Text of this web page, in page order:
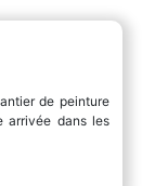
de peinture
arrivée dans les